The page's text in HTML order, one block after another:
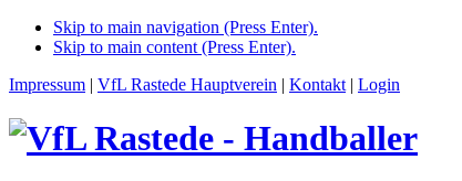
Skip to main navigation (Press Enter).
Skip to main content (Press Enter).
Impressum | VfL Rastede Hauptverein | Kontakt | Login